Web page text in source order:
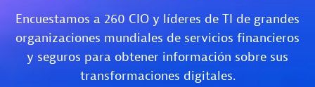
Encuestamos a 260 CIO y líderes de TI de grandes
organizaciones mundiales de servicios financieros
y seguros para obtener información sobre sus
transformaciones digitales.